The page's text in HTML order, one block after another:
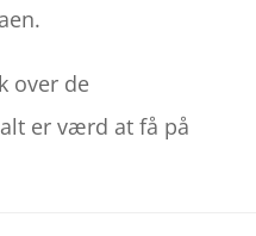
over de
er værd at få på